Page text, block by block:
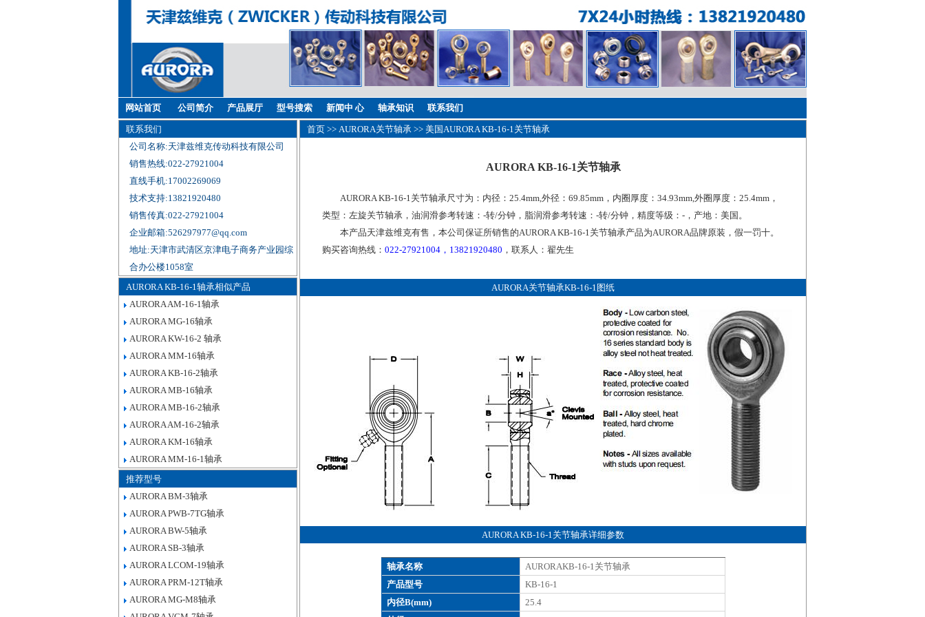
网站首页 公司简介 产品展厅 型号搜索 新闻中 心 轴承知识 联系我们
联系我们
公司名称:天津兹维克传动科技有限公司
销售热线:022-27921004
直线手机:17002269069
技术支持:13821920480
销售传真:022-27921004
企业邮箱:526297977@qq.com
地址:天津市武清区京津电子商务产业园综
合办公楼1058室
AURORA KB-16-1轴承相似产品
AURORA AM-16-1轴承
AURORA MG-16轴承
AURORA KW-16-2 轴承
AURORA MM-16轴承
AURORA KB-16-2轴承
AURORA MB-16轴承
AURORA MB-16-2轴承
AURORA AM-16-2轴承
AURORA KM-16轴承
AURORA MM-16-1轴承
推荐型号
AURORA BM-3轴承
AURORA PWB-7TG轴承
AURORA BW-5轴承
AURORA SB-3轴承
AURORA LCOM-19轴承
AURORA PRM-12T轴承
AURORA MG-M8轴承
首页 >> AURORA关节轴承 >> 美国AURORA KB-16-1关节轴承
AURORA KB-16-1关节轴承
AURORA KB-16-1关节轴承尺寸为：内径：25.4mm,外径：69.85mm，内圈厚度：34.93mm,外圈厚度：25.4mm，
类型：左旋关节轴承，油润滑参考转速：-转/分钟，脂润滑参考转速：-转/分钟，精度等级：-，产地：美国。
本产品天津兹维克有售，本公司保证所销售的AURORA KB-16-1关节轴承产品为AURORA品牌原装，假一罚十。
购买咨询热线：022-27921004，13821920480 ，联系人：翟先生
AURORA关节轴承KB-16-1图纸
AURORA KB-16-1关节轴承详细参数
轴承名称
AURORAKB-16-1关节轴承
产品型号
KB-16-1
内径B(mm)
25.4